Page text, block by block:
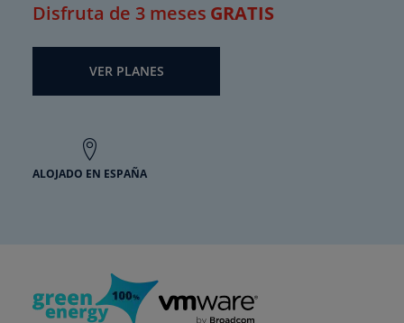
Disfruta de 3 meses GRATIS
VER PLANES
ALOJADO EN ESPAÑA